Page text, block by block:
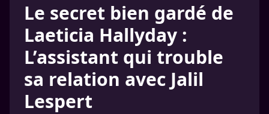
Le secret bien gardé de
Laeticia Hallyday :
L’assistant qui trouble
sa relation avec Jalil
Lespert